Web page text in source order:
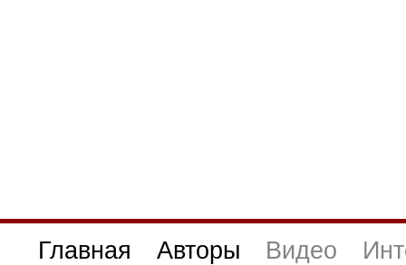
Главная Авторы Видео